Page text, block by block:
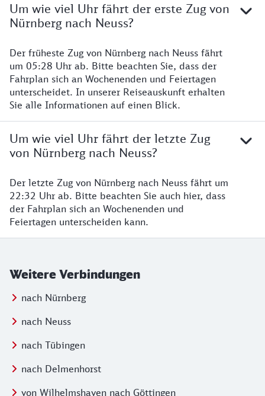
Um wie viel Uhr fährt der erste Zug von
Nürnberg nach Neuss?
Der früheste Zug von Nürnberg nach Neuss fährt
um 05:28 Uhr ab. Bitte beachten Sie, dass der
Fahrplan sich an Wochenenden und Feiertagen
unterscheidet. In unserer Reiseauskunft erhalten
Sie alle Informationen auf einen Blick.
Um wie viel Uhr fährt der letzte Zug
von Nürnberg nach Neuss?
Der letzte Zug von Nürnberg nach Neuss fährt um
22:32 Uhr ab. Bitte beachten Sie auch hier, dass
der Fahrplan sich an Wochenenden und
Feiertagen unterscheiden kann.
Weitere Verbindungen
nach Nürnberg
nach Neuss
nach Tübingen
nach Delmenhorst
von Wilhelmshaven nach Göttingen